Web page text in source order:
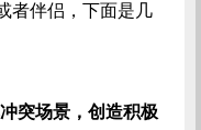
者伴侣，下面是几
突场景，创造积极